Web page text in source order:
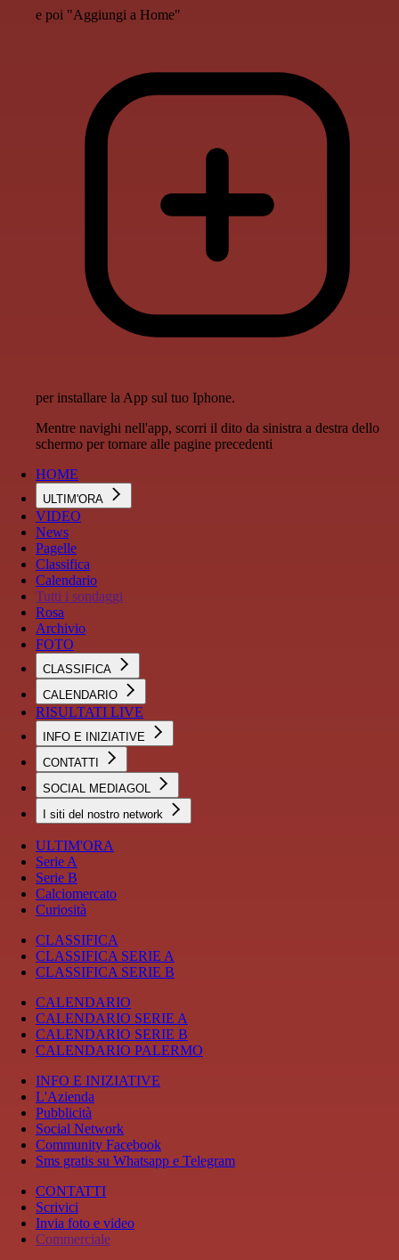
e poi "Aggiungi a Home"
per installare la App sul tuo Iphone.
Mentre navighi nell'app, scorri il dito da sinistra a destra dello
schermo per tornare alle pagine precedenti
HOME
ULTIM'ORA
VIDEO
News
Pagelle
Classifica
Calendario
Tutti i sondaggi
Rosa
Archivio
FOTO
CLASSIFICA
CALENDARIO
RISULTATI LIVE
INFO E INIZIATIVE
CONTATTI
SOCIAL MEDIAGOL
I siti del nostro network
ULTIM'ORA
Serie A
Serie B
Calciomercato
Curiosità
CLASSIFICA
CLASSIFICA SERIE A
CLASSIFICA SERIE B
CALENDARIO
CALENDARIO SERIE A
CALENDARIO SERIE B
CALENDARIO PALERMO
INFO E INIZIATIVE
L'Azienda
Pubblicità
Social Network
Community Facebook
Sms gratis su Whatsapp e Telegram
CONTATTI
Scrivici
Invia foto e video
Commerciale